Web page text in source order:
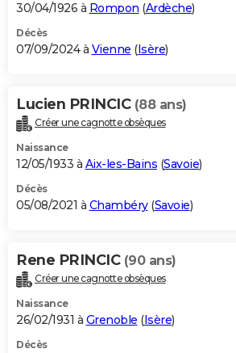
30/04/1926 à Rompon (Ardèche)
Décès
07/09/2024 à Vienne (Isère)
Lucien PRINCIC (88 ans)
Créer une cagnotte obsèques
Naissance
12/05/1933 à Aix-les-Bains (Savoie)
Décès
05/08/2021 à Chambéry(Savoie)
Rene PRINCIC (90 ans)
Créer une cagnotte obsèques
Naissance
26/02/1931 à Grenoble (Isère)
Décès